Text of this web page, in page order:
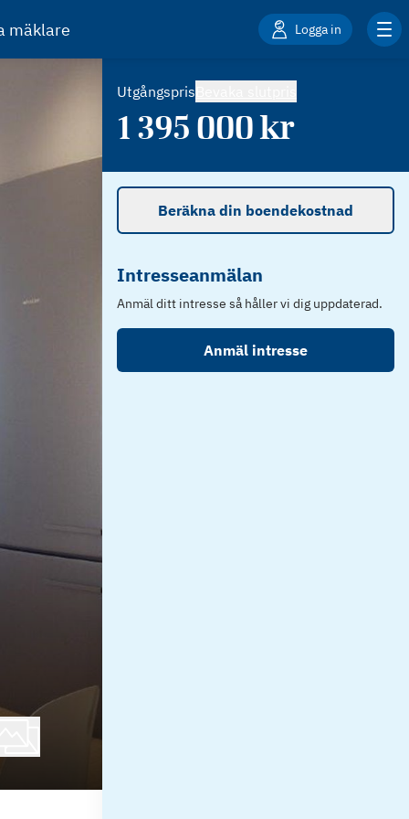
mäklare Logga in
Utgångspris
1 395 000kr
Beräkna din boendekostnad
Intresseanmälan
Anmäl ditt intresse så håller vi dig uppdaterad.
Anmäl intresse